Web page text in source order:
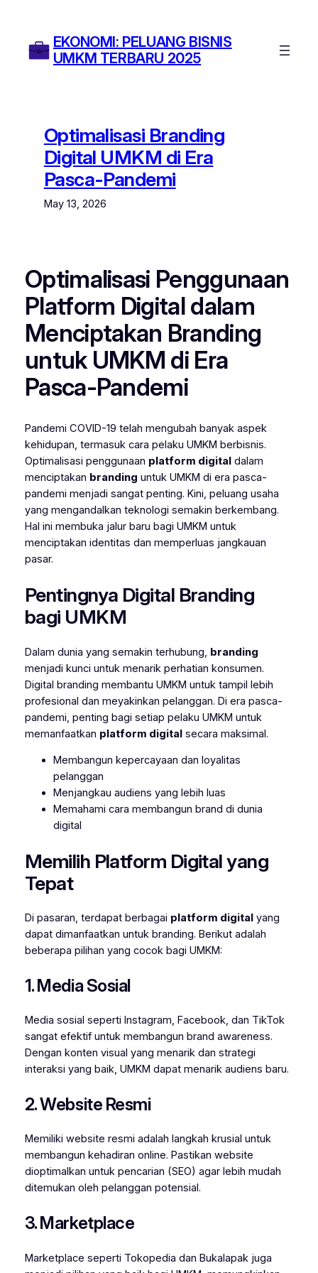
content
EKONOMI: PELUANG BISNIS
UMKM TERBARU 2025
Optimalisasi Branding
Digital UMKM di Era
Pasca-Pandemi
May 13, 2026
Optimalisasi Penggunaan
Platform Digital dalam
Menciptakan Branding
untuk UMKM di Era
Pasca-Pandemi
Pandemi COVID-19 telah mengubah banyak aspek
kehidupan, termasuk cara pelaku UMKM berbisnis.
Optimalisasi penggunaan platform digital dalam
menciptakan branding untuk UMKM di era pasca-
pandemi menjadi sangat penting. Kini, peluang usaha
yang mengandalkan teknologi semakin berkembang.
Hal ini membuka jalur baru bagi UMKM untuk
menciptakan identitas dan memperluas jangkauan
pasar.
Pentingnya Digital Branding
bagi UMKM
Dalam dunia yang semakin terhubung, branding
menjadi kunci untuk menarik perhatian konsumen.
Digital branding membantu UMKM untuk tampil lebih
profesional dan meyakinkan pelanggan. Di era pasca-
pandemi, penting bagi setiap pelaku UMKM untuk
memanfaatkan platform digitalsecara maksimal.
Membangun kepercayaan dan loyalitas
pelanggan
Menjangkau audiens yang lebih luas
Memahami cara membangun brand di dunia
digital
Memilih Platform Digital yang
Tepat
Di pasaran, terdapat berbagai platform digitalyang
dapat dimanfaatkan untuk branding. Berikut adalah
beberapa pilihan yang cocok bagi UMKM:
1. Media Sosial
Media sosial seperti Instagram, Facebook, dan TikTok
sangat efektif untuk membangun brand awareness.
Dengan konten visual yang menarik dan strategi
interaksi yang baik, UMKM dapat menarik audiens baru.
2. Website Resmi
Memiliki website resmi adalah langkah krusial untuk
membangun kehadiran online. Pastikan website
dioptimalkan untuk pencarian (SEO) agar lebih mudah
ditemukan oleh pelanggan potensial.
3. Marketplace
Marketplace seperti Tokopedia dan Bukalapak juga